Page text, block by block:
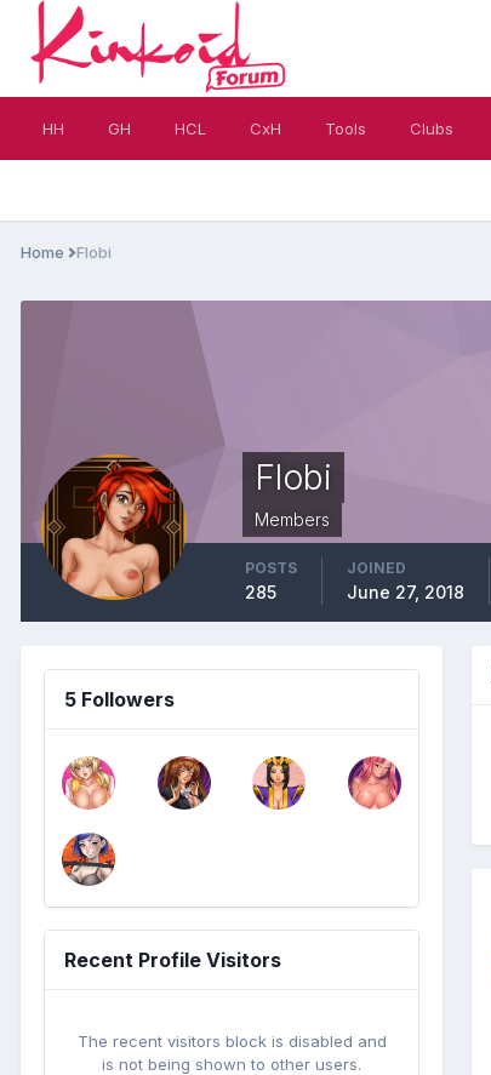
HH GH HCL CxH Tools Clubs
Home Flobi
Flobi
Members
POSTS
285
JOINED
June 27, 2018
5 Followers
Recent Profile Visitors
The recent visitors block is disabled and
is not being shown to other users.